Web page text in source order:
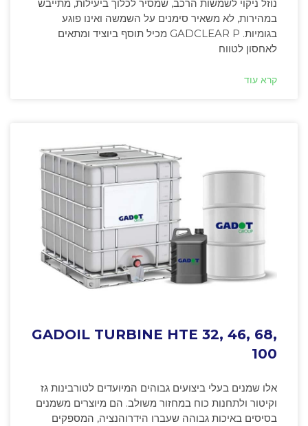
נוזל ניקוי לשמשות הרכב, שמסיר לכלוך ביעילות, מתייבש
במהירות, לא משאיר סימנים על השמשה ואינו פוגע
בגומיות. GADCLEAR P מכיל תוסף ביוציד ומתאים
לאחסון לטווח
קרא עוד
GADOIL TURBINE HTE 32, 46, 68,
100
אלו שמנים בעלי ביצועים גבוהים המיועדים לטורבינות גז
וקיטור ולתחנות כוח במחזור משולב. הם מיוצרים משמנים
בסיסים באיכות גבוהה שעברו הידרוהנציה, המספקים